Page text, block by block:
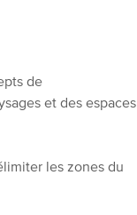
de
et des espaces
les zones du